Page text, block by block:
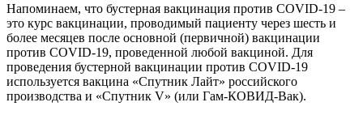
Напоминаем, что бустерная вакцинация против COVID-19 –
это курс вакцинации, проводимый пациенту через шесть и
более месяцев после основной (первичной) вакцинации
против COVID-19, проведенной любой вакциной. Для
проведения бустерной вакцинации против COVID-19
используется вакцина «Спутник Лайт» российского
производства и «Спутник V» (или Гам-КОВИД-Вак).